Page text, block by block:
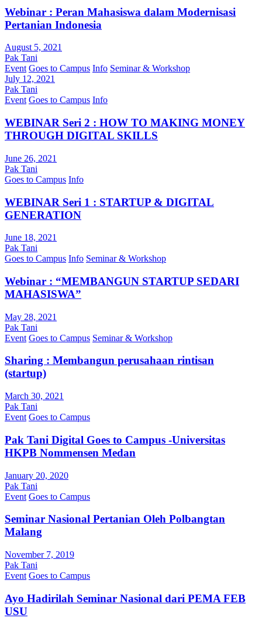
Webinar : Peran Mahasiswa dalam Modernisasi
Pertanian Indonesia
August 5, 2021
Pak Tani
Event Goes to Campus Info Seminar & Workshop
July 12, 2021
Pak Tani
Event Goes to Campus Info
WEBINAR Seri 2 : HOW TO MAKING MONEY
THROUGH DIGITAL SKILLS
June 26, 2021
Pak Tani
Goes to Campus Info
WEBINAR Seri 1 : STARTUP & DIGITAL
GENERATION
June 18, 2021
Pak Tani
Goes to Campus Info Seminar & Workshop
Webinar : “MEMBANGUN STARTUP SEDARI
MAHASISWA”
May 28, 2021
Pak Tani
Event Goes to Campus Seminar & Workshop
Sharing : Membangun perusahaan rintisan
(startup)
March 30, 2021
Pak Tani
Event Goes to Campus
Pak Tani Digital Goes to Campus -Universitas
HKPB Nommensen Medan
January 20, 2020
Pak Tani
Event Goes to Campus
Seminar Nasional Pertanian Oleh Polbangtan
Malang
November 7, 2019
Pak Tani
Event Goes to Campus
Ayo Hadirilah Seminar Nasional dari PEMA FEB
USU